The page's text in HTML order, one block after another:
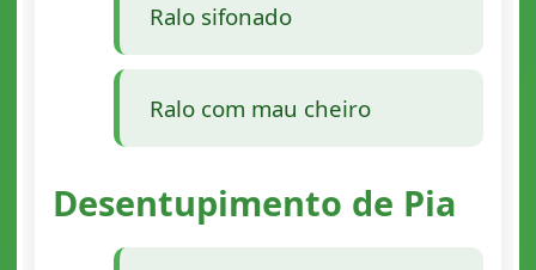
Ralo sifonado
Ralo com mau cheiro
Desentupimento de Pia